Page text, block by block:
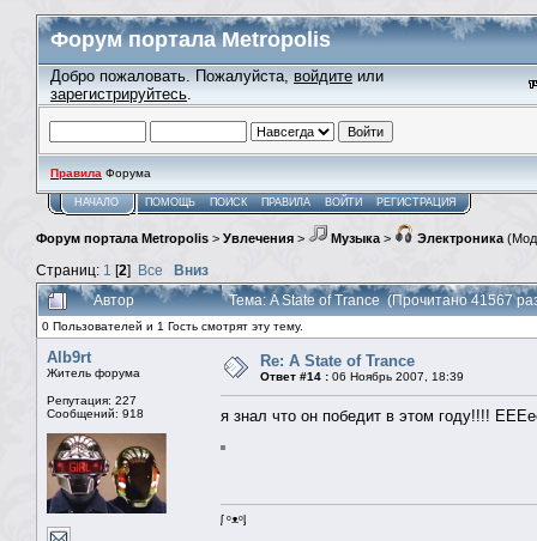
Форум портала Metropolis
Добро пожаловать. Пожалуйста, войдите или
зарегистрируйтесь.
Правила Форума
НАЧАЛО ПОМОЩЬ ПОИСК ПРАВИЛА ВОЙТИ РЕГИСТРАЦИЯ
Форум портала Metropolis > Увлечения > Музыка > Электроника
Страниц: 1 [2] Все
Вниз
Автор
Тема: A State of Trance (Прочитано 41567
0 Пользователей и 1 Гость смотрят эту тему.
Alb9rt
Житель форума
Репутация: 227
Сообщений: 918
Re: A State of Trance
Ответ #14 : 06 Ноябрь 2007, 18:39
я знал что он победит в этом году!!!!
ᶘ ᵒᴥᵒᶅ